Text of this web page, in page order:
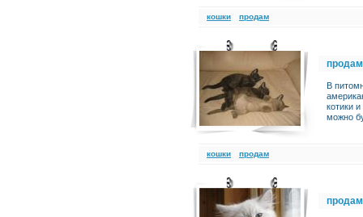
кошки продам
продам
В
котики
можно
кошки продам
продам